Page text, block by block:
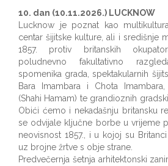
10. dan (10.11.2026.) LUCKNOW
Lucknow je poznat kao
centar šijitske kulture, ali i središnje
1857. protiv britanskih
poludnevno fakultativno
spomenika grada, spektakularnih
Bara Imambara i Chota
(Shahi Hamam) te grandioznih
Obići ćemo i nekadašnju britansku
se odvijale ključne borbe u vrijeme
neovisnost 1857., i u kojoj su
uz brojne žrtve s obje strane.
Predvečernja šetnja arhitektonski